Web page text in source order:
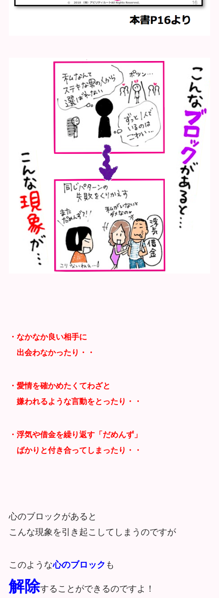
・なかなか良い相手に
出会わなかったり・・
・愛情を確かめたくてわざと
嫌われるような言動をとったり・・
・浮気や借金を繰り返す「だめんず」
ばかりと付き合ってしまったり・・
心のブロックがあると
こんな現象を引き起こしてしまうのですが
このような心のブロック も
解除することができるのですよ！